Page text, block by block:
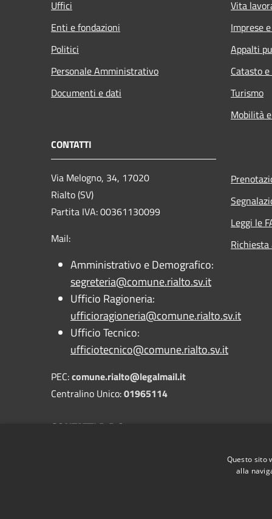
Uffici
Enti e fondazioni
Politici
Personale Amministrativo
Documenti e dati
Vita
Imprese
Appalti
Catasto
Turismo
Mobilità
CONTATTI
Via Melogno, 34, 17020
Rialto (SV)
Partita IVA: 00361130099
Mail:
Amministrativo e Demografico:
segreteria@comune.rialto.sv.it
Ufficio Ragioneria:
ufficioragioneria@comune.rialto.sv.it
Ufficio Tecnico:
ufficiotecnico@comune.rialto.sv.it
PEC:comune.rialto@legalmail.it
Centralino Unico:01965114
CONTATTI D.P.O.
Leggi le
Questo sito
alla